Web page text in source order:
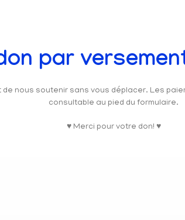
par
nous soutenir sans vous déplacer. Les
consultable au pied du formulaire.
♥ Merci pour votre don! ♥